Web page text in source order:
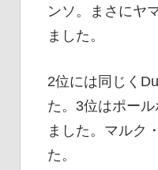
ンソ。まさにヤ
ました。
2位には同じく
た。3位はポー
ました。マルク
た。